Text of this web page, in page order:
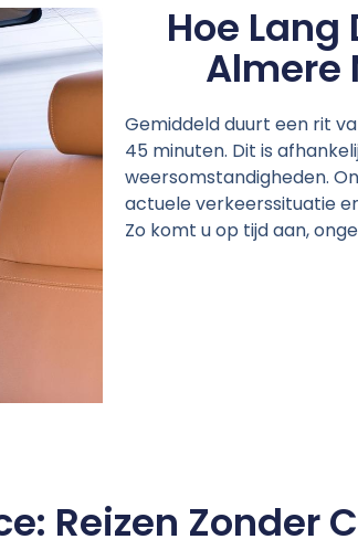
Hoe Lang
Almere
Gemiddeld duurt een rit
45 minuten. Dit is
weersomstandigheden.
actuele verkeerssituatie
Zo komt u op tijd aan,
Reizen Zonder